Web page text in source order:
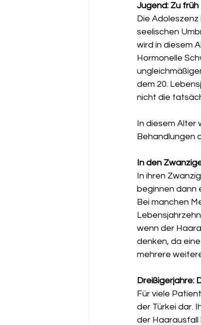
Jugend: Zu
Die
seelischen
wird in diesem
Hormonelle
dem 20.
nicht die
In diesem Alter
Behandlungen
In den
In ihren
beginnen dann
Bei manchen
wenn der
denken, da
mehrere
Dreißigerjahre:
Für viele
der Türkei dar.
der Haarausfall